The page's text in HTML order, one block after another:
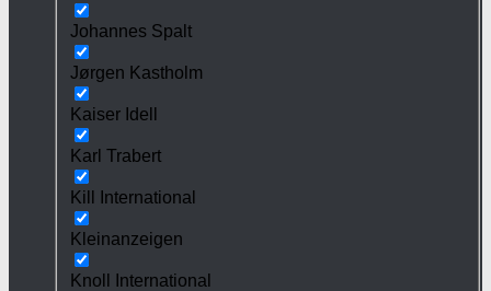
Johannes Spalt
Jørgen Kastholm
Kaiser Idell
Karl Trabert
Kill International
Kleinanzeigen
Knoll International